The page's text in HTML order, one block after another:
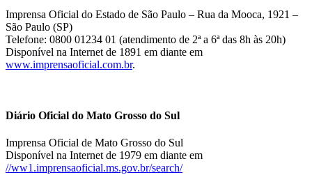
Imprensa Oficial do Estado de São Paulo – Rua da Mooca, 1921 –
São Paulo (SP)
Telefone: 0800 01234 01 (atendimento de 2ª a 6ª das 8h às 20h)
Disponível na Internet de 1891 em diante em
www.imprensaoficial.com.br.
Diário Oficial do Mato Grosso do Sul
Imprensa Oficial de Mato Grosso do Sul
Disponível na Internet de 1979 em diante em
//ww1.imprensaoficial.ms.gov.br/search/